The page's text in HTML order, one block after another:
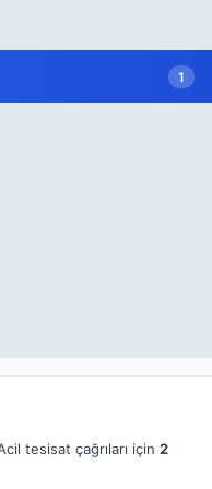
1
tesisat çağrıları için 2